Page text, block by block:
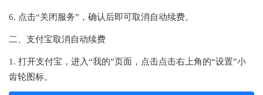
6. 点击“关闭服务”，确认后即可取消自动续费。
二、支付宝取消自动续费
1. 打开支付宝，进入“我的”页面，点击点击右上角的“设置”小
齿轮图标。